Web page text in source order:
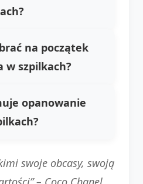
na początek
w szpilkach?
opanowanie
swoje obcasy, swoją